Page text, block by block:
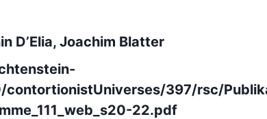
D’Elia, Joachim Blatter
397/rsc/
22.pdf